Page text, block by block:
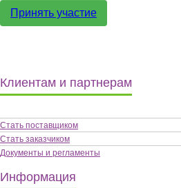
Принять участие
Клиентам и партнерам
Стать поставщиком
Стать заказчиком
Документы и регламенты
Информация